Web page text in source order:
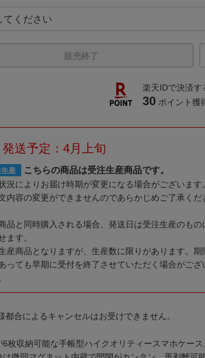
販売終了
楽天IDで決済す
30 ポイント獲
発送予定：4月上旬
産 こちらの商品は受注生産商品です。
況によりお届け時期が変更になる場合がございます。
内容の変更ができませんのであらかじめご了承くだ
品と同時購入される場合、発送日は受注生産のもの
ます。
産商品となりますが、生産数に限りがあります。期
っても早期に受付を終了させていただく場合がござ
都合によるキャンセルはお受けできません。
6枚収納可能な手帳型ハイクオリティースマホケー